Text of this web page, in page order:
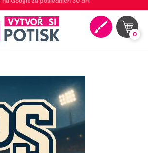
na Google za posledních 30 dní
0